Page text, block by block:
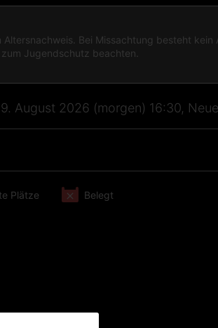
Bei Missachtung besteht kein
Jugendschutz beachten.
August 2026 (morgen) 16:30,
Plätze Belegt